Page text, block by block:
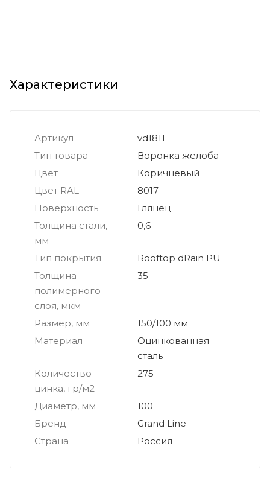
Характеристики
Артикул
vd1811
Тип товара
Воронка желоба
Цвет
Коричневый
Цвет RAL
8017
Поверхность
Глянец
Толщина стали,
мм
0,6
Тип покрытия
Rooftop dRain PU
Толщина
полимерного
слоя, мкм
35
Размер, мм
150/100 мм
Материал
Оцинкованная
сталь
Количество
цинка, гр/м2
275
Диаметр, мм
100
Бренд
Grand Line
Страна
Россия